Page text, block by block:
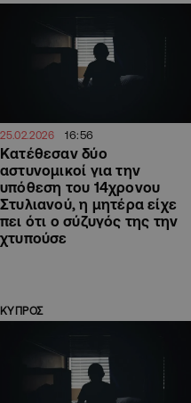
25.02.2026 16:56
Κατέθεσαν δύο
αστυνομικοί για την
υπόθεση του 14χρονου
Στυλιανού, η μητέρα είχε
πει ότι ο σύζυγός της την
χτυπούσε
ΚΥΠΡΟΣ